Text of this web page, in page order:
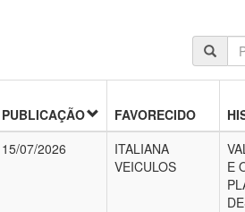
PUBLICAÇÃO FAVORECIDO
15/07/2026
ITALIANA
VEICULOS
E